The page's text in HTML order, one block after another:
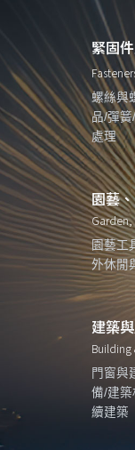
緊固
螺絲與
品/彈簧
處理
園藝
園藝工
外休閒
建築
Building
門窗與
備/建築
續建築